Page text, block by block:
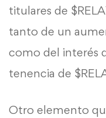
titulares de
tanto de un
como del interés
tenencia de
Otro elemento